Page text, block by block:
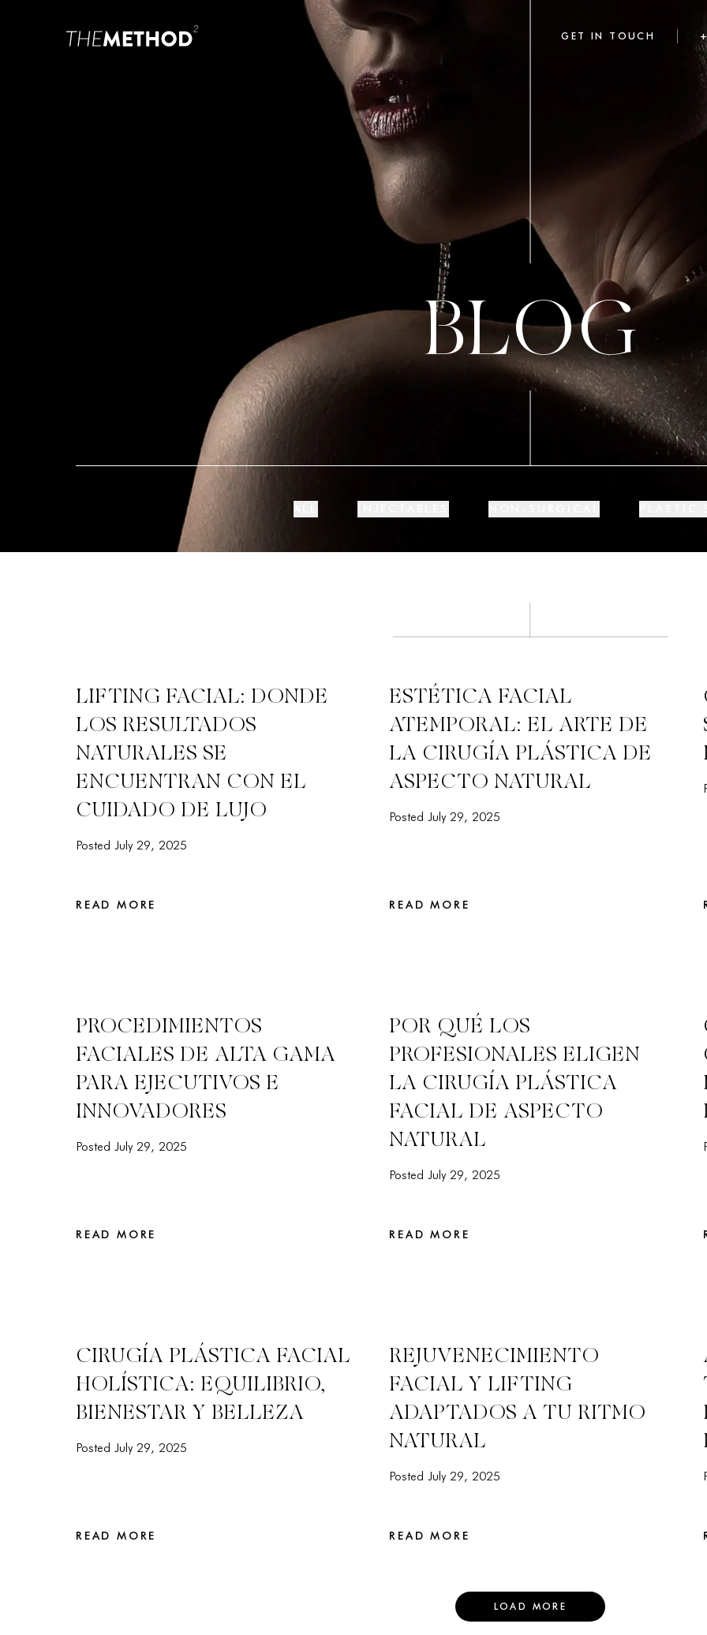
GET IN TOUCH
BLOG
LIFTING FACIAL: DONDE
LOS RESULTADOS
NATURALES SE
ENCUENTRAN CON EL
CUIDADO DE LUJO
Posted July 29, 2025
READ MORE
ESTÉTICA FACIAL
ATEMPORAL: EL ARTE DE
LA CIRUGÍA PLÁSTICA DE
ASPECTO NATURAL
Posted July 29, 2025
READ MORE
PROCEDIMIENTOS
FACIALES DE ALTA GAMA
PARA EJECUTIVOS E
INNOVADORES
Posted July 29, 2025
READ MORE
POR QUÉ LOS
PROFESIONALES ELIGEN
LA CIRUGÍA PLÁSTICA
FACIAL DE ASPECTO
NATURAL
Posted July 29, 2025
READ MORE
CIRUGÍA PLÁSTICA FACIAL
HOLÍSTICA: EQUILIBRIO,
BIENESTAR Y BELLEZA
Posted July 29, 2025
READ MORE
REJUVENECIMIENTO
FACIAL Y LIFTING
ADAPTADOS A TU RITMO
NATURAL
Posted July 29, 2025
READ MORE
LOAD MORE